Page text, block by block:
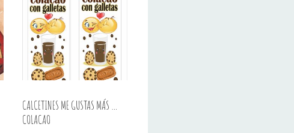
CALCETINES ME GUSTAS MÁS …
COLACAO